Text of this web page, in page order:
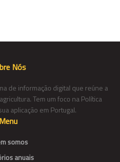
Nós
de informação digital que reúne a
Tem um foco na Política
aplicação em Portugal.
Menu
somos
anuais